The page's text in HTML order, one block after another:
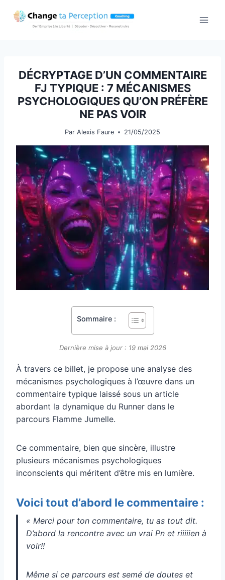
DÉCRYPTAGE D’UN COMMENTAIRE
FJ TYPIQUE : 7 MÉCANISMES
PSYCHOLOGIQUES QU’ON PRÉFÈRE
NE PAS VOIR
Par Alexis Faure 21/05/2025
Sommaire :
Dernière mise à jour : 19 mai 2026
À travers ce billet, je propose une analyse des
mécanismes psychologiques à l’œuvre dans un
commentaire typique laissé sous un article
abordant la dynamique du Runner dans le
parcours Flamme Jumelle.
Ce commentaire, bien que sincère, illustre
plusieurs mécanismes psychologiques
inconscients qui méritent d’être mis en lumière.
Voici tout d’abord le commentaire :
« Merci pour ton commentaire, tu as tout dit.
D’abord la rencontre avec un vrai Pn et riiiiien à
voir!!
Même si ce parcours est semé de doutes et